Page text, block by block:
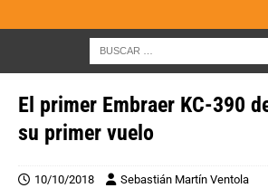
El primer Embraer KC-390
su primer vuelo
10/10/2018 Sebastián Martín Ventola